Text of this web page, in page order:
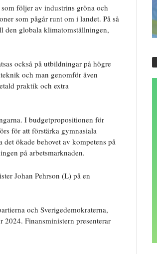
följer av industrins gröna och
som pågår runt om i landet. På så
den globala klimatomställningen,
också på utbildningar på högre
och man genomför även
praktik och extra
I budgetpropositionen för
för att förstärka gymnasiala
ökade behovet av kompetens på
på arbetsmarknaden.
Johan Pehrson (L) på en
och Sverigedemokraterna,
Finansministern presenterar